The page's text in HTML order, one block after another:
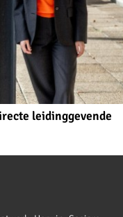
leidinggevende